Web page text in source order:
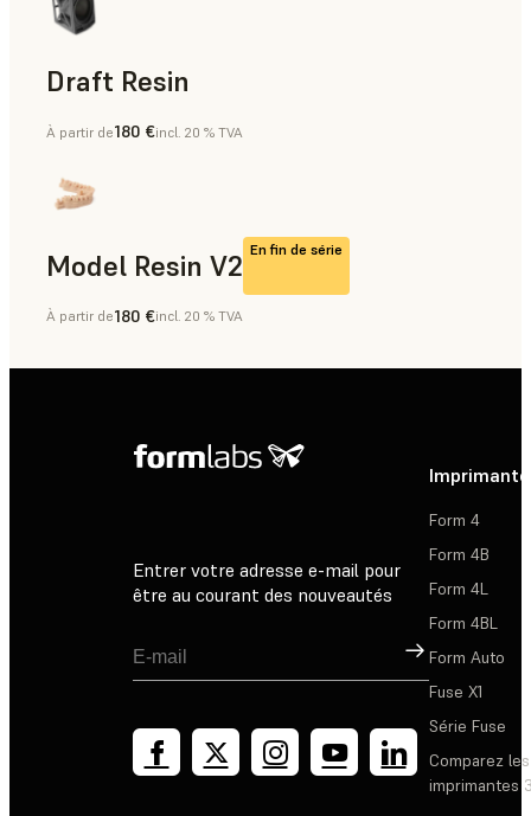
Draft Resin
Prototypage rapide, Dentaire
À partir de180 €incl. 20 % TVA
Model Resin V2 En fin de série
Dentaire
À partir de180 €incl. 20 % TVA
Entrer votre adresse e-mail pour
être au courant des nouveautés
Inscription
Form 4
Form 4B
Form 4L
Form 4BL
Form Auto
Fuse X1
Série Fuse
Comparez les
imprimantes